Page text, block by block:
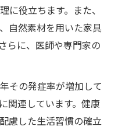
に役立ちます。また、
自然素材を用いた家具
らに、医師や専門家の
その発症率が増加して
関連しています。健康
慮した生活習慣の確立